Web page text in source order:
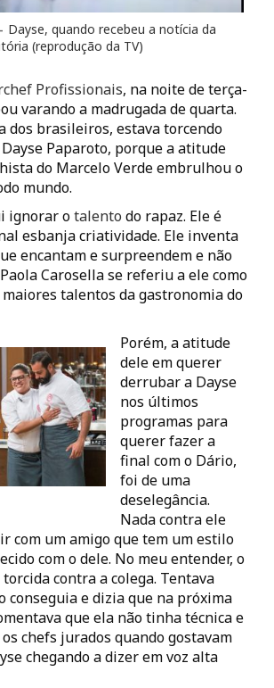
Dayse, quando recebeu a notícia da
(reprodução da TV)
Profissionais, na noite de terça-
varando a madrugada de quarta.
dos brasileiros, estava torcendo
Paparoto, porque a atitude
do Marcelo Verde embrulhou o
mundo.
ignorar otalento do rapaz. Ele é
esbanja criatividade. Ele inventa
encantam e surpreendem e não
Carosella se referiu a ele como
maiores talentos da gastronomia do
Porém, a atitude
dele em querer
derrubar a Dayse
nos últimos
programas para
querer fazer a
final com o Dário,
foi de uma
deselegância.
Nada contra ele
com um amigo que tem um estilo
com o dele. No meu entender, o
contra a colega. Tentava
conseguia e dizia que na próxima
que ela não tinha técnica e
chefs jurados quando gostavam
chegando a dizer em voz alta